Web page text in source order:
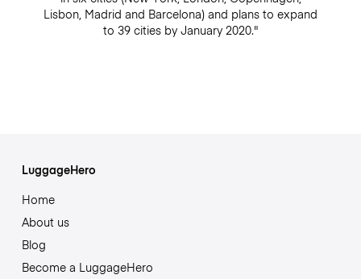
Lisbon, Madrid and Barcelona) and plans to expand
to 39 cities by January 2020."
LuggageHero
Home
About us
Blog
Become a LuggageHero